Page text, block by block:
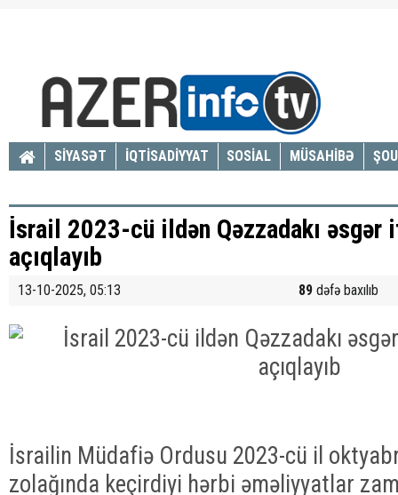
SİYASƏT İQTİSADİYYAT SOSİAL MÜSAHİBƏ
İsrail 2023-cü ildən Qəzzadakı əsgər
açıqlayıb
13-10-2025, 05:13 89 dəfə baxılıb
İsrailin Müdafiə Ordusu 2023-cü il
zolağında keçirdiyi hərbi əməliyyatlar